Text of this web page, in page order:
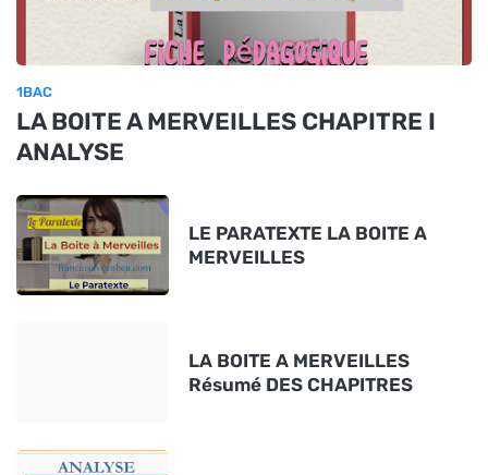
1BAC
LA BOITE A MERVEILLES CHAPITRE I
ANALYSE
LE PARATEXTE LA BOITE A
MERVEILLES
LA BOITE A MERVEILLES
Résumé DES CHAPITRES